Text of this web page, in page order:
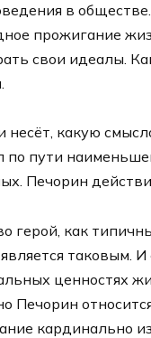
в
прожигание
свои идеалы.
несёт, какую
по пути
Печорин
герой, как
таковым. И
ценностях
Печорин
кардинально